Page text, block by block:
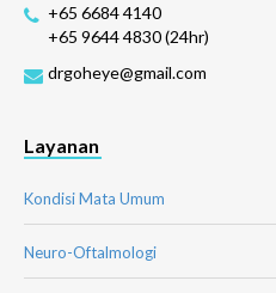
+65 6684 4140
+65 9644 4830 (24hr)
drgoheye@gmail.com
Layanan
Kondisi Mata Umum
Neuro-Oftalmologi